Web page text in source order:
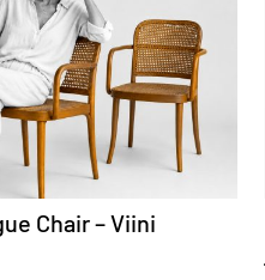
Chair – Viini